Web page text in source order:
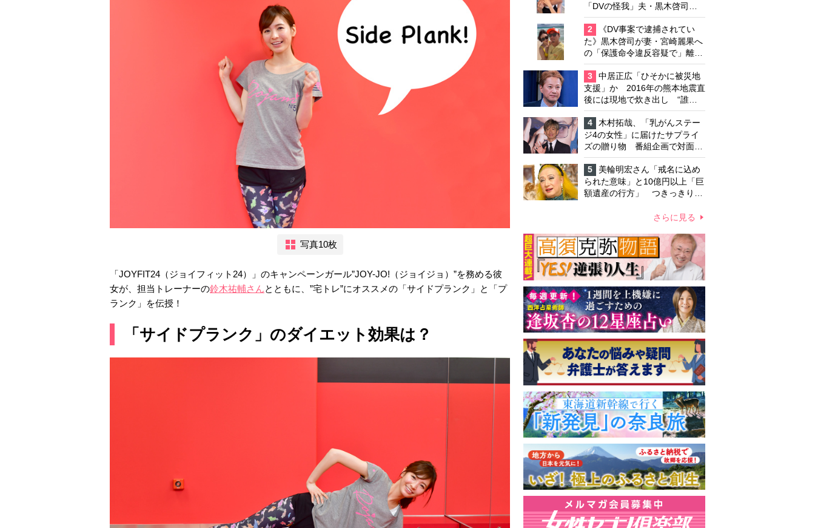
写真10枚
「JOYFIT24（ジョイフィット24）」のキャンペーンガール”JOY-JO!（ジョイジョ）”を務める彼
女が、担当トレーナーの鈴木祐輔さんとともに、”宅トレ”にオススメの「サイドプランク」と「プ
ランク」を伝授！
「サイドプランク」のダイエット効果は？
「DVの怪我」夫・黒木啓司の
逮捕で始まる「夫婦の闘争」
2
《DV事案で逮捕されてい
た》黒木啓司が妻・宮崎麗果へ
の「保護命令違反容疑で」離婚
協議は「第二ステージ」へ
3
中居正広「ひそかに被災地
支援」か 2016年の熊本地震直
後には現地で炊き出し “誰に
も知られなくて良い”と、むし
ろ強まる福祉活動への思い
4
木村拓哉、「乳がんステー
ジ4の女性」に届けたサプライ
ズの贈り物 番組企画で対面し
たファンが、夢と希望を与える
心遣いに「うれしくて号泣しま
した」
5
美輪明宏さん「戒名に込め
られた意味」と10億円以上「巨
額遺産の行方」 つきっきりで
さらに見る